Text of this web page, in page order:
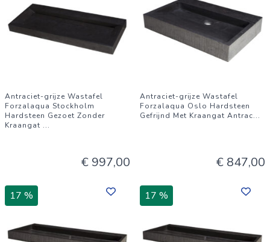
Antraciet-grijze Wastafel
Forzalaqua Stockholm
Hardsteen Gezoet Zonder
Kraangat ...
€ 997,00
Antraciet-grijze Wastafel
Forzalaqua Oslo Hardsteen
Gefrijnd Met Kraangat Antrac...
€ 847,00
17 % 17 %